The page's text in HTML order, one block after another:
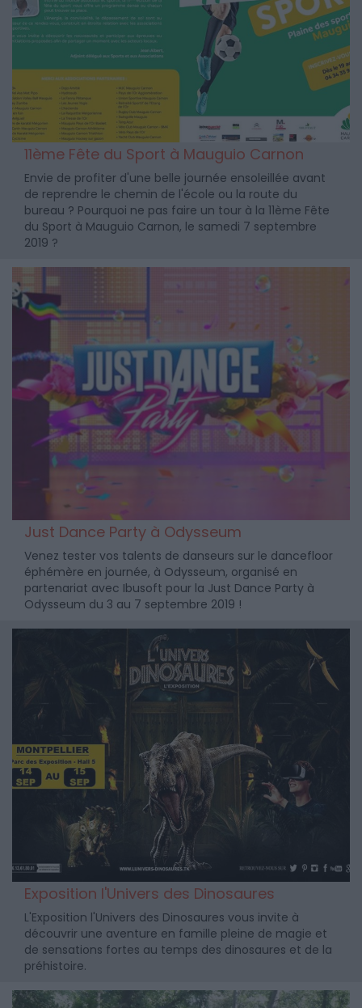
11ème Fête du Sport à Mauguio Carnon
Envie de profiter d'une belle journée ensoleillée avant
de reprendre le chemin de l'école ou la route du
bureau ? Pourquoi ne pas faire un tour à la 11ème Fête
du Sport à Mauguio Carnon, le samedi 7 septembre
2019 ?
Just Dance Party à Odysseum
Venez tester vos talents de danseurs sur le dancefloor
éphémère en journée, à Odysseum, organisé en
partenariat avec Ibusoft pour la Just Dance Party à
Odysseum du 3 au 7 septembre 2019 !
Exposition l'Univers des Dinosaures
L'Exposition l'Univers des Dinosaures vous invite à
découvrir une aventure en famille pleine de magie et
de sensations fortes au temps des dinosaures et de la
préhistoire.